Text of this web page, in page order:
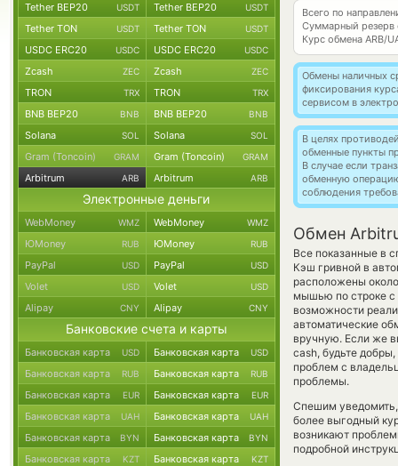
Всего по
Суммарный резерв
Курс обмена ARB/
Обмены наличных
фиксирования
сервисом в
В целях
обменные пункты
В случае если
обменную
соблюдения
Обмен
Все показанные в
Кэш гривной в
расположены
мышью по строке с
возможности
автоматические
вручную. Если же
cash, будьте
проблем с
проблемы.
Спешим
более выгодный
возникают
подробной
Tether BEP20 USDT Tether BEP20 USDT
Tether TON USDT Tether TON USDT
USDC ERC20 USDC USDC ERC20 USDC
Zcash ZEC Zcash ZEC
TRON TRX TRON TRX
BNB BEP20 BNB BNB BEP20 BNB
Solana SOL Solana SOL
Gram (Toncoin) GRAM Gram (Toncoin) GRAM
Arbitrum ARB Arbitrum ARB
Электронные деньги
WebMoney WMZ WebMoney WMZ
ЮMoney RUB ЮMoney RUB
PayPal USD PayPal USD
Volet USD Volet USD
Alipay CNY Alipay CNY
Банковские счета и карты
Банковская карта USD Банковская карта USD
Банковская карта RUB Банковская карта RUB
Банковская карта EUR Банковская карта EUR
Банковская карта UAH Банковская карта UAH
Банковская карта BYN Банковская карта BYN
Банковская карта KZT Банковская карта KZT